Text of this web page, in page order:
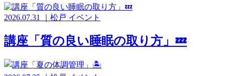
2026.07.31 松戸 イベント
講座「質の良い睡眠の取り方」💤